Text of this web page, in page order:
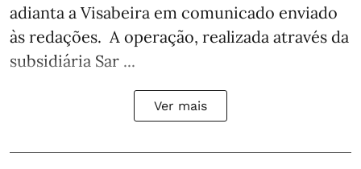
adianta a Visabeira em comunicado enviado
às redações. A operação, realizada através da
subsidiária Sar ...
Ver mais